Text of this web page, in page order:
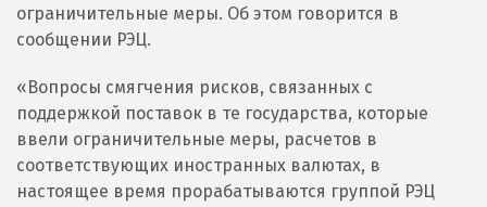
ограничительные меры. Об этом говорится в
сообщении РЭЦ.
«Вопросы смягчения рисков, связанных с
поддержкой поставок в те государства, которые
ввели ограничительные меры, расчетов в
соответствующих иностранных валютах, в
настоящее время прорабатываются группой РЭЦ